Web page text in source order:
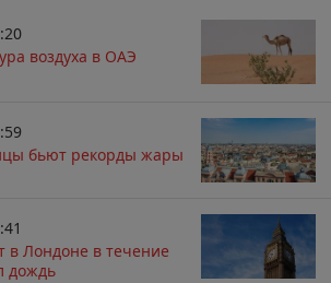
воздуха в ОАЭ
бьют рекорды жары
в Лондоне в течение
дождь